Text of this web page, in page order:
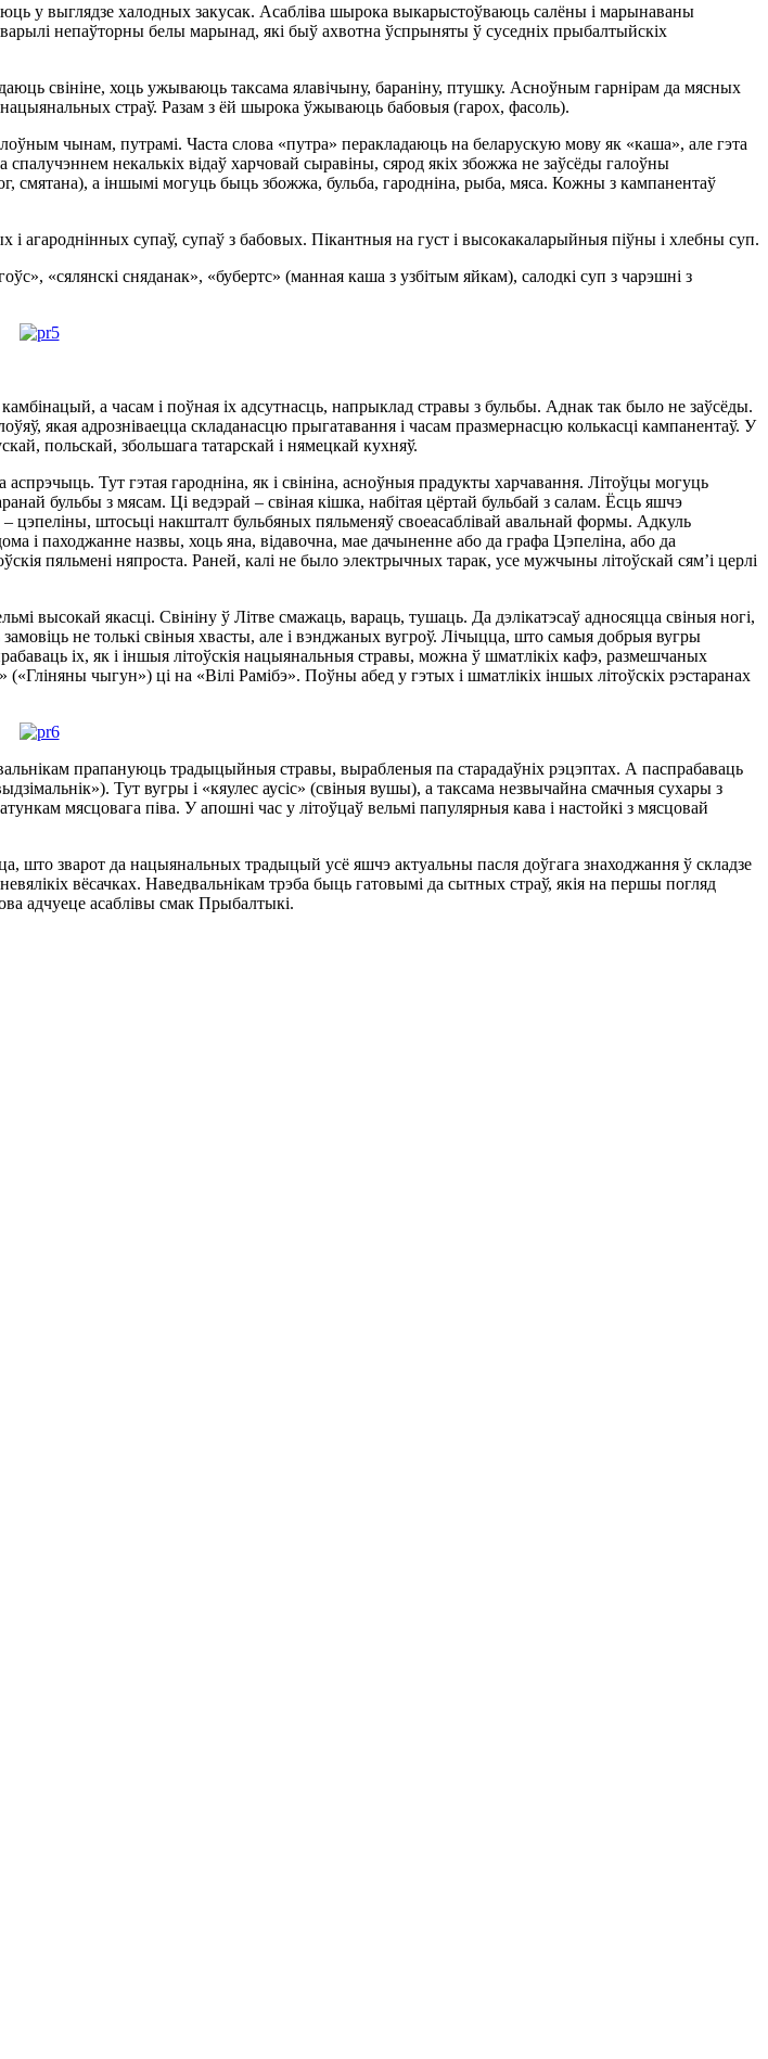
у выглядзе халодных закусак. Асабліва шырока выкарыстоўваюць салёны і марынаваны
непаўторны белы марынад, які быў ахвотна ўспрыняты ў суседніх прыбалтыйскіх
свініне, хоць ужываюць таксама ялавічыну, бараніну, птушку. Асноўным гарнірам да мясных
страў. Разам з ёй шырока ўжываюць бабовыя (гарох, фасоль).
чынам, путрамі. Часта слова «путра» перакладаюць на беларускую мову як «каша», але гэта
некалькіх відаў харчовай сыравіны, сярод якіх збожжа не заўсёды галоўны
смятана), а іншымі могуць быць збожжа, бульба, гародніна, рыба, мяса. Кожны з кампанентаў
агароднінных супаў, супаў з бабовых. Пікантныя на густ і высокакаларыйныя піўны і хлебны суп.
«сялянскі сняданак», «бубертс» (манная каша з узбітым яйкам), салодкі суп з чарэшні з
а часам і поўная іх адсутнасць, напрыклад стравы з бульбы. Аднак так было не заўсёды.
якая адрозніваецца складанасцю прыгатавання і часам празмернасцю колькасці кампанентаў. У
польскай, збольшага татарскай і нямецкай кухняў.
Тут гэтая гародніна, як і свініна, асноўныя прадукты харчавання. Літоўцы могуць
бульбы з мясам. Ці ведэрай – свіная кішка, набітая цёртай бульбай з салам. Ёсць яшчэ
цэпеліны, штосьці накшталт бульбяных пяльменяў своеасаблівай авальнай формы. Адкуль
і паходжанне назвы, хоць яна, відавочна, мае дачыненне або да графа Цэпеліна, або да
пяльмені няпроста. Раней, калі не было электрычных тарак, усе мужчыны літоўскай сям’і церлі
высокай якасці. Свініну ў Літве смажаць, вараць, тушаць. Да дэлікатэсаў адносяцца свіныя ногі,
не толькі свіныя хвасты, але і вэнджаных вугроў. Лічыцца, што самыя добрыя вугры
іх, як і іншыя літоўскія нацыянальныя стравы, можна ў шматлікіх кафэ, размешчаных
чыгун») ці на «Вілі Рамібэ». Поўны абед у гэтых і шматлікіх іншых літоўскіх рэстаранах
прапануюць традыцыйныя стравы, вырабленыя па старадаўніх рэцэптах. А паспрабаваць
Тут вугры і «кяулес аусіс» (свіныя вушы), а таксама незвычайна смачныя сухары з
мясцовага піва. У апошні час у літоўцаў вельмі папулярныя кава і настойкі з мясцовай
што зварот да нацыянальных традыцый усё яшчэ актуальны пасля доўгага знаходжання ў складзе
вёсачках. Наведвальнікам трэба быць гатовымі да сытных страў, якія на першы погляд
адчуеце асаблівы смак Прыбалтыкі.